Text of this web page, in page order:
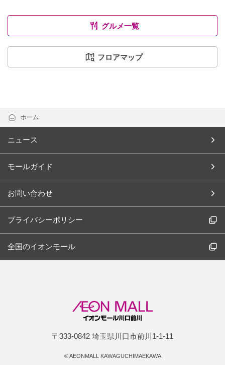
グルメ一覧
フロアマップ
ホーム
ニュース
モールガイド
お問い合わせ
プライバシーポリシー
全国のイオンモール
〒333-0842 埼玉県川口市前川1-1-11
©AEONMALL KAWAGUCHIMAEKAWA